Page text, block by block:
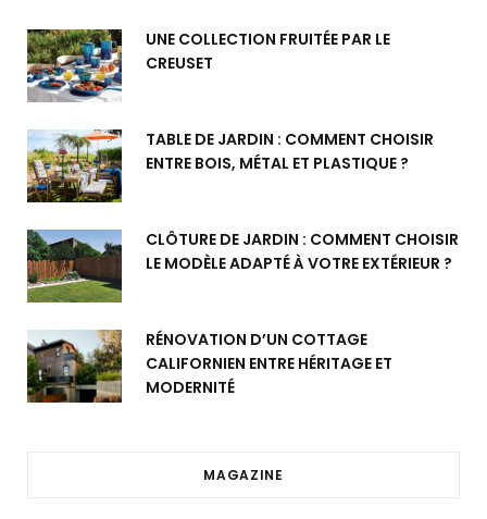
UNE COLLECTION FRUITÉE PAR LE
CREUSET
TABLE DE JARDIN : COMMENT CHOISIR
ENTRE BOIS, MÉTAL ET PLASTIQUE ?
CLÔTURE DE JARDIN : COMMENT CHOISIR
LE MODÈLE ADAPTÉ À VOTRE EXTÉRIEUR ?
RÉNOVATION D’UN COTTAGE
CALIFORNIEN ENTRE HÉRITAGE ET
MODERNITÉ
MAGAZINE